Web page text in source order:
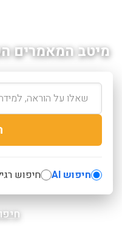
מיטב המאמרים
חיפוש AI חיפוש